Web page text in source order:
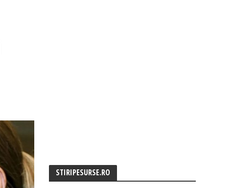
STIRIPESURSE.RO